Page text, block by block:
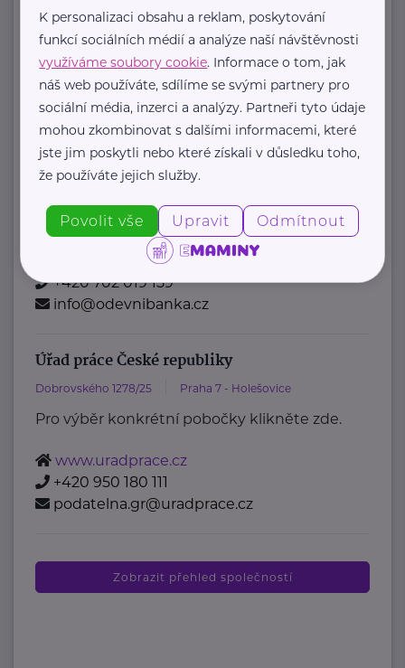
Oděvní banka z.s.
Povltavská 5/74 Praha 7 – Troja
"Dáváme oblečení nový život,
pomáháme potřebným."
Oděvní banka je charitativní
poskytuje více ...
https://www.odevnibanka.cz/
+420 702 019 159
info@odevnibanka.cz
Úřad práce České republiky
Dobrovského 1278/25 Praha 7 - Holešovice
Pro výběr konkrétní pobočky klikněte zde.
www.uradprace.cz
+420 950 180 111
podatelna.gr@uradprace.cz
Zobrazit přehled společností
K personalizaci obsahu a reklam, poskytování
funkcí sociálních médií a analýze naší návštěvnosti
využíváme soubory cookie. Informace o tom, jak
náš web používáte, sdílíme se svými partnery pro
sociální média, inzerci a analýzy. Partneři tyto údaje
mohou zkombinovat s dalšími informacemi, které
jste jim poskytli nebo které získali v důsledku toho,
že používáte jejich služby.
Povolit vše Upravit Odmítnout